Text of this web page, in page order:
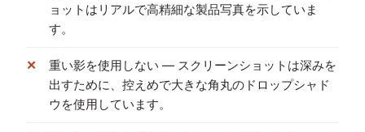
ョットはリアルで高精細な製品写真を示していま
す。
重い影を使用しない — スクリーンショットは深みを
出すために、控えめで大きな角丸のドロップシャド
ウを使用しています。